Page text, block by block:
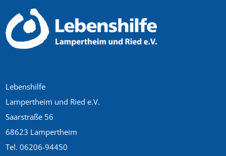
Lebenshilfe
Lampertheim und Ried e.V.
Saarstraße 56
68623 Lampertheim
Tel. 06206-94450